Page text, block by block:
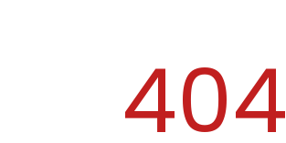
404